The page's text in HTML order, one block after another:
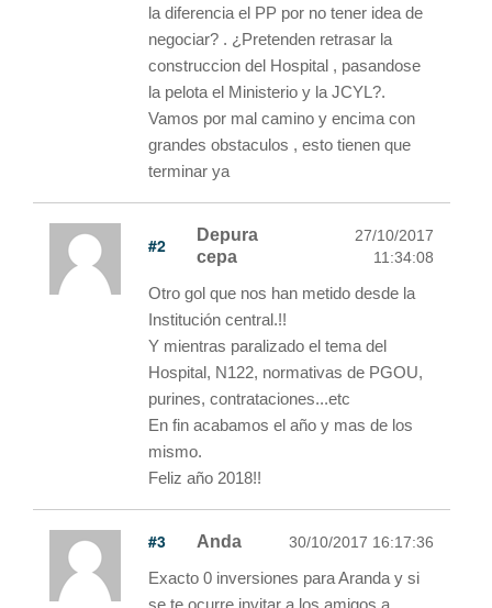
la diferencia el PP por no tener idea de
negociar? . ¿Pretenden retrasar la
construccion del Hospital , pasandose
la pelota el Ministerio y la JCYL?.
Vamos por mal camino y encima con
grandes obstaculos , esto tienen que
terminar ya
#2
Depura
cepa
27/10/2017
11:34:08
Otro gol que nos han metido desde la
Institución central.!!
Y mientras paralizado el tema del
Hospital, N122, normativas de PGOU,
purines, contrataciones...etc
En fin acabamos el año y mas de los
mismo.
Feliz año 2018!!
#3 Anda 30/10/2017 16:17:36
Exacto 0 inversiones para Aranda y si
se te ocurre invitar a los amigos a